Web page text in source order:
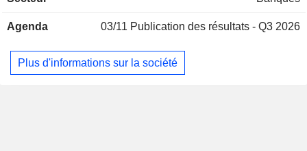
Afrique du Sud
0,01 %
Agenda 03/11 Publication des résultats - Q3 2026
Plus d'informations sur la société